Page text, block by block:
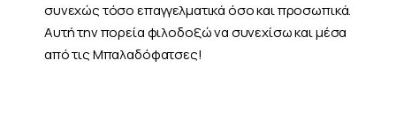
συνεχώς τόσο επαγγελματικά όσο και προσωπικά.
Αυτή την πορεία φιλοδοξώ να συνεχίσω και μέσα
από τις Μπαλαδόφατσες!